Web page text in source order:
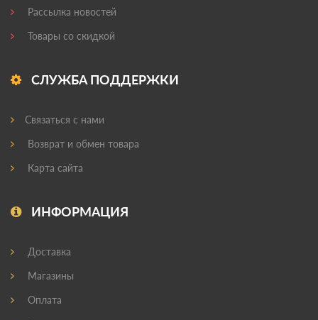
Рассылка новостей
Товары со скидкой
СЛУЖБА ПОДДЕРЖКИ
Связаться с нами
Возврат и обмен товара
Карта сайта
ИНФОРМАЦИЯ
Доставка
Магазины
Оплата